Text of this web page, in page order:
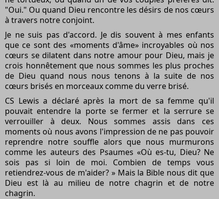
"Oui." Ou quand Dieu rencontre les désirs de nos cœurs
à travers notre conjoint.
Je ne suis pas d'accord. Je dis souvent à mes enfants
que ce sont des «moments d'âme» incroyables où nos
cœurs se dilatent dans notre amour pour Dieu, mais je
crois honnêtement que nous sommes les plus proches
de Dieu quand nous nous tenons à la suite de nos
cœurs brisés en morceaux comme du verre brisé.
CS Lewis a déclaré après la mort de sa femme qu'il
pouvait entendre la porte se fermer et la serrure se
verrouiller à deux. Nous sommes assis dans ces
moments où nous avons l'impression de ne pas pouvoir
reprendre notre souffle alors que nous murmurons
comme les auteurs des Psaumes «Où es-tu, Dieu? Ne
sois pas si loin de moi. Combien de temps vous
retiendrez-vous de m'aider? » Mais la Bible nous dit que
Dieu est là au milieu de notre chagrin et de notre
chagrin.